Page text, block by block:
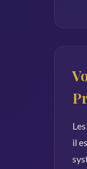
il